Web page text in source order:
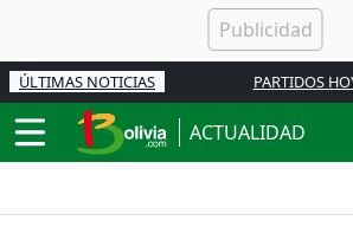
ÚLTIMAS NOTICIAS PARTIDOS
ACTUALIDAD